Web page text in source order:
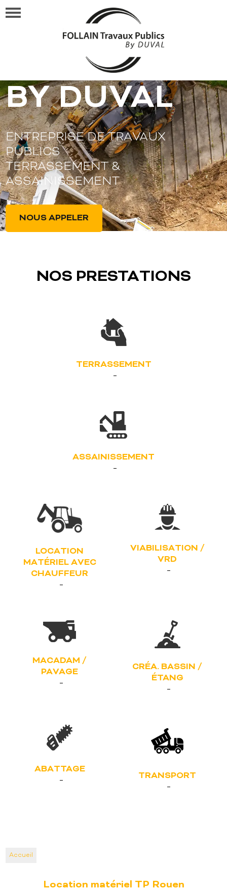
FOLLAIN TP
BY DUVAL
ENTREPRISE DE TRAVAUX
PUBLICS
TERRASSEMENT &
ASSAINISSEMENT
NOUS APPELER
NOS PRESTATIONS
TERRASSEMENT
ASSAINISSEMENT
LOCATION
MATÉRIEL AVEC
CHAUFFEUR
VIABILISATION /
VRD
MACADAM /
PAVAGE
CRÉA. BASSIN /
ÉTANG
ABATTAGE
TRANSPORT
Accueil
Location matériel TP Rouen